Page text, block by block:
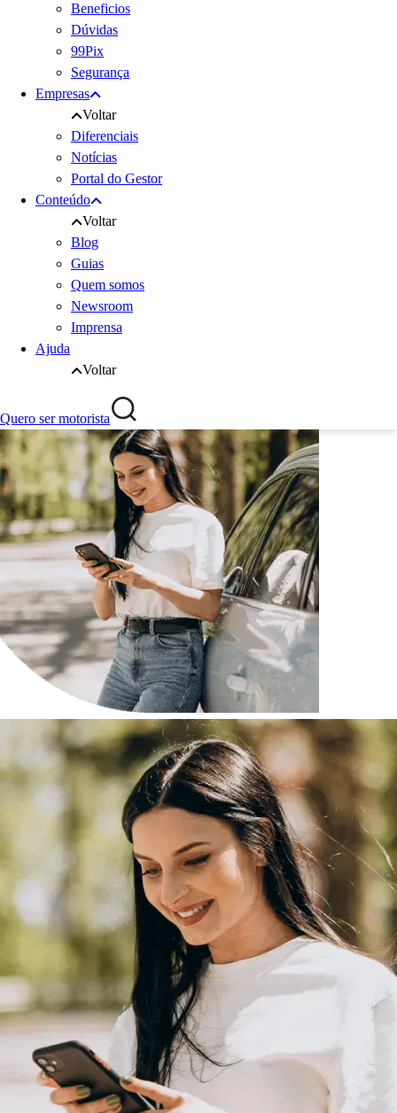
Beneficios
Dúvidas
99Pix
Segurança
Empresas
Voltar
Diferenciais
Notícias
Portal do Gestor
Conteúdo
Voltar
Blog
Guias
Quem somos
Newsroom
Imprensa
Ajuda
Voltar
Quero ser motorista